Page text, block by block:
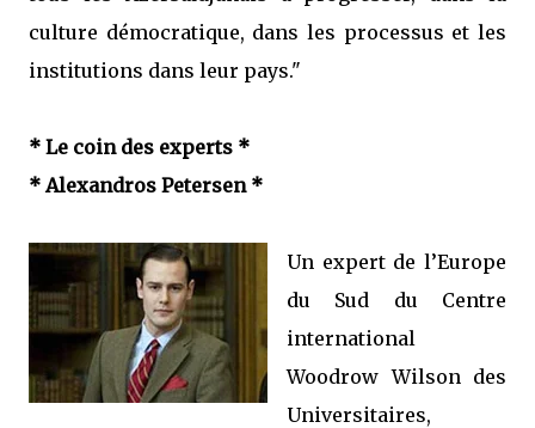
culture démocratique, dans les processus et les
institutions dans leur pays."
* Le coin des experts *
* Alexandros Petersen *
Un expert de l’Europe
du Sud du Centre
international
Woodrow Wilson des
Universitaires,